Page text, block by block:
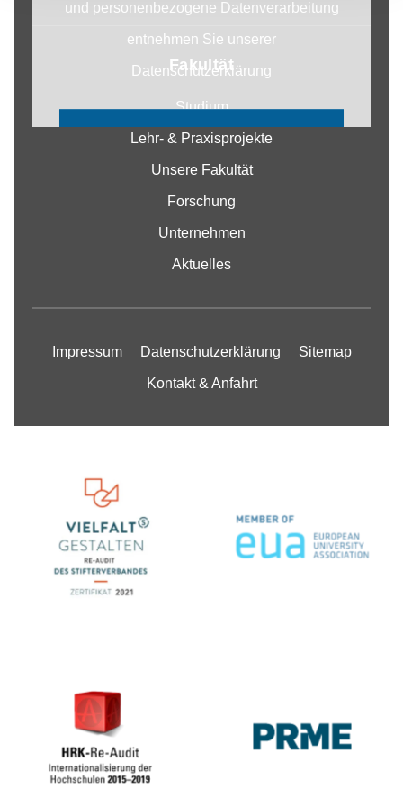
und personenbezogene Datenverarbeitung
entnehmen Sie unserer
Datenschutzerklärung
COOKIE EINSTELLUNGEN
Fakultät
Studium
Lehr- & Praxisprojekte
Unsere Fakultät
Forschung
Unternehmen
Aktuelles
Impressum Datenschutzerklärung Sitemap
Kontakt & Anfahrt